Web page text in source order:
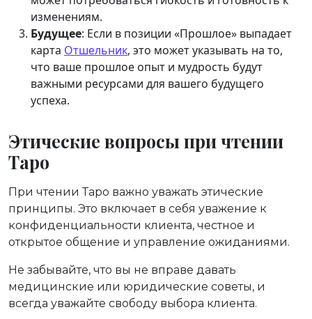
изменениям.
Будущее: Если в позиции «Прошлое» выпадает
карта Отшельник, это может указывать на то,
что ваше прошлое опыт и мудрость будут
важными ресурсами для вашего будущего
успеха.
Этические вопросы при чтении
Таро
При чтении Таро важно уважать этические
принципы. Это включает в себя уважение к
конфиденциальности клиента, честное и
открытое общение и управление ожиданиями.
Не забывайте, что вы не вправе давать
медицинские или юридические советы, и
всегда уважайте свободу выбора клиента.